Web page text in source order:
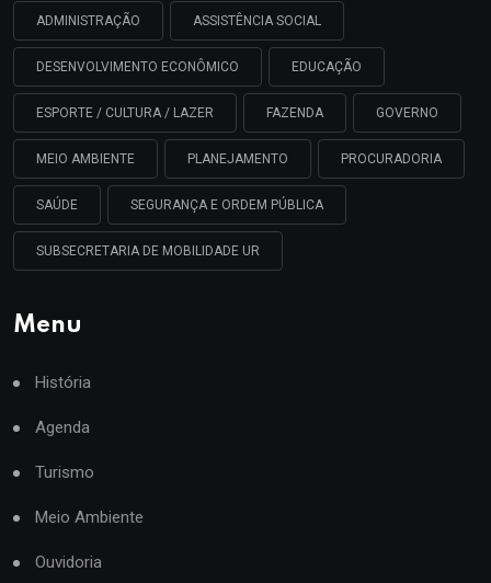
ADMINISTRAÇÃO ASSISTÊNCIA SOCIAL
DESENVOLVIMENTO ECONÔMICO EDUCAÇÃO
ESPORTE / CULTURA / LAZER FAZENDA GOVERNO
MEIO AMBIENTE PLANEJAMENTO PROCURADORIA
SAÚDE SEGURANÇA E ORDEM PÚBLICA
SUBSECRETARIA DE MOBILIDADE UR
Menu
História
Agenda
Turismo
Meio Ambiente
Ouvidoria